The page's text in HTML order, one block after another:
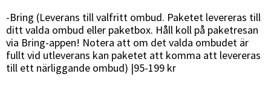
-Bring (Leverans till valfritt ombud. Paketet levereras till
ditt valda ombud eller paketbox. Håll koll på paketresan
via Bring-appen! Notera att om det valda ombudet är
fullt vid utleverans kan paketet att komma att levereras
till ett närliggande ombud) |95-199 kr